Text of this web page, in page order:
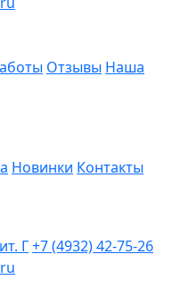
Отзывы Наша
Новинки Контакты
Г+7 (4932) 42-75-26